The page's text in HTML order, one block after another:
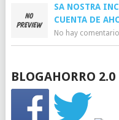
SA NOSTRA
CUENTA DE
No hay
BLOGAHORRO 2.0